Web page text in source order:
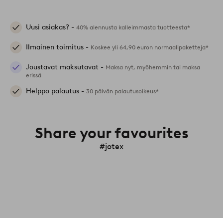
Uusi asiakas? - 40% alennusta kalleimmasta tuotteesta*
Ilmainen toimitus - Koskee yli 64,90 euron normaalipaketteja*
Joustavat maksutavat - Maksa nyt, myöhemmin tai maksa
erissä
Helppo palautus - 30 päivän palautusoikeus*
Share your favourites
#jotex